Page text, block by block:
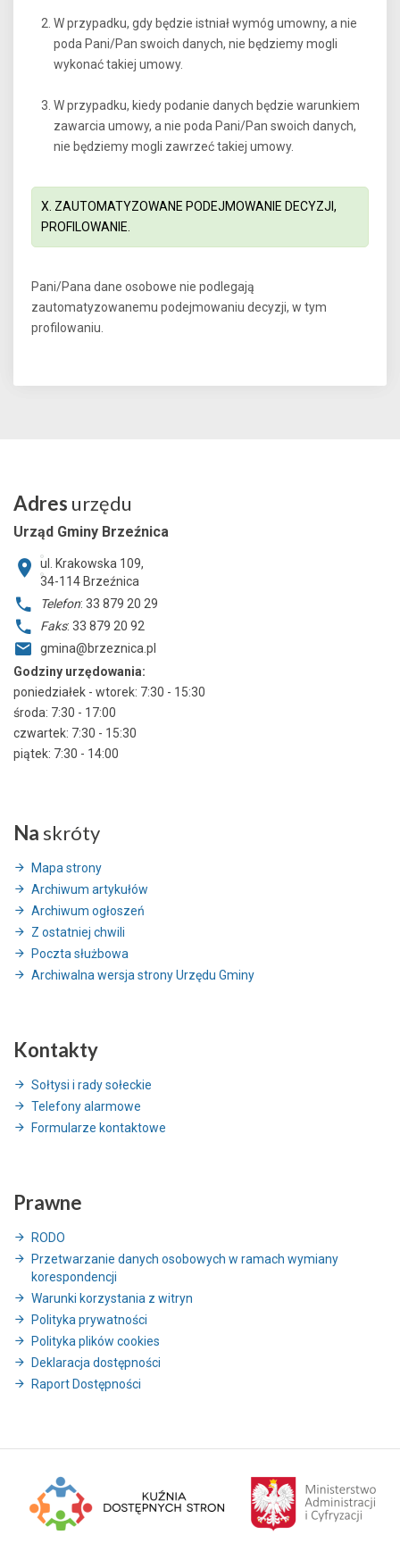
W przypadku, gdy będzie istniał wymóg umowny, a nie
poda Pani/Pan swoich danych, nie będziemy mogli
wykonać takiej umowy.
W przypadku, kiedy podanie danych będzie warunkiem
zawarcia umowy, a nie poda Pani/Pan swoich danych,
nie będziemy mogli zawrzeć takiej umowy.
X. ZAUTOMATYZOWANE PODEJMOWANIE DECYZJI,
PROFILOWANIE.
Pani/Pana dane osobowe nie podlegają
zautomatyzowanemu podejmowaniu decyzji, w tym
profilowaniu.
Adres urzędu
Urząd Gminy Brzeźnica
ul. Krakowska 109,
34-114 Brzeźnica
Telefon: 33 879 20 29
Faks: 33 879 20 92
gmina@brzeznica.pl
Godziny urzędowania:
poniedziałek - wtorek: 7:30 - 15:30
środa: 7:30 - 17:00
czwartek: 7:30 - 15:30
piątek: 7:30 - 14:00
Na skróty
Mapa strony
Archiwum artykułów
Archiwum ogłoszeń
Z ostatniej chwili
Poczta służbowa
Archiwalna wersja strony Urzędu Gminy
Kontakty
Sołtysi i rady sołeckie
Telefony alarmowe
Formularze kontaktowe
Prawne
RODO
Przetwarzanie danych osobowych w ramach wymiany
korespondencji
Warunki korzystania z witryn
Polityka prywatności
Polityka plików cookies
Deklaracja dostępności
Raport Dostępności